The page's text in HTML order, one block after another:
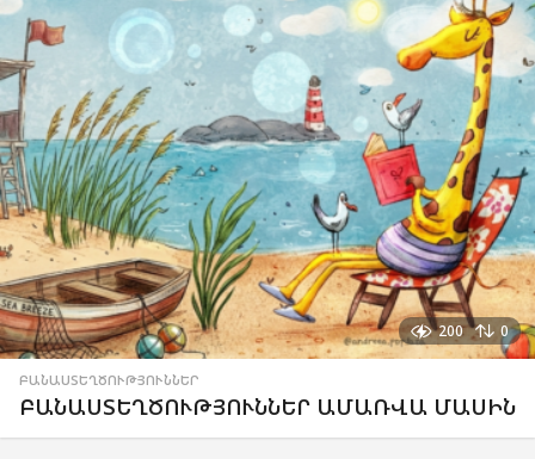
200 0
ԲԱՆԱՍՏԵՂԾՈՒԹՅՈՒՆՆԵՐ
ԲԱՆԱՍՏԵՂԾՈՒԹՅՈՒՆՆԵՐ ԱՄԱՌՎԱ ՄԱՍԻՆ